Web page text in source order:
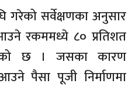
गरेको सर्वेक्षणका अनुसार
रकममध्ये ८० प्रतिशत
छ । जसका कारण
पैसा पूजी निर्माणमा